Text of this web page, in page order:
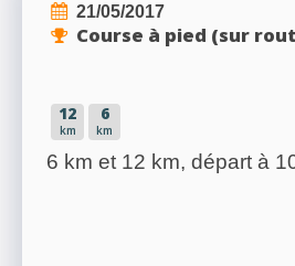
21/05/2017
Course à pied (sur
12
km
6
km
6 km et 12 km, départ à